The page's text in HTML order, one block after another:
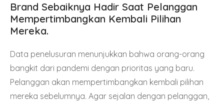
Brand Sebaiknya Hadir Saat Pelanggan
Mempertimbangkan Kembali Pilihan
Mereka.
Data penelusuran menunjukkan bahwa orang-orang
bangkit dari pandemi dengan prioritas yang baru.
Pelanggan akan mempertimbangkan kembali pilihan
mereka sebelumnya. Agar sejalan dengan pelanggan,